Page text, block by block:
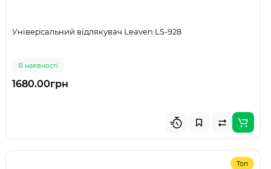
Універсальний відлякувач Leaven LS-928
В наявності
1680.00грн
Топ